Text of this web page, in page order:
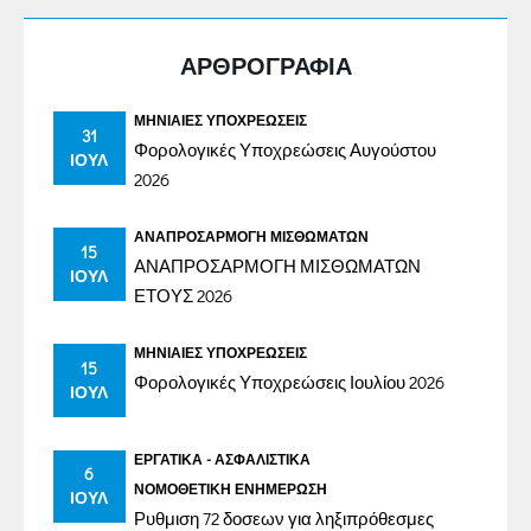
ΑΡΘΡΟΓΡΑΦΙΑ
31
ΙΟΎΛ
ΜΗΝΙΑΊΕΣ ΥΠΟΧΡΕΏΣΕΙΣ
Φορολογικές Υποχρεώσεις Αυγούστου
2026
15
ΙΟΎΛ
ΑΝΑΠΡΟΣΑΡΜΟΓΉ ΜΙΣΘΩΜΆΤΩΝ
ΑΝΑΠΡΟΣΑΡΜΟΓΗ ΜΙΣΘΩΜΑΤΩΝ
ΕΤΟΥΣ 2026
15
ΙΟΎΛ
ΜΗΝΙΑΊΕΣ ΥΠΟΧΡΕΏΣΕΙΣ
Φορολογικές Υποχρεώσεις Ιουλίου 2026
6
ΙΟΎΛ
ΕΡΓΑΤΙΚΆ - ΑΣΦΑΛΙΣΤΙΚΆ
ΝΟΜΟΘΕΤΙΚΉ ΕΝΗΜΈΡΩΣΗ
Ρυθμιση 72 δοσεων για ληξιπρόθεσμες